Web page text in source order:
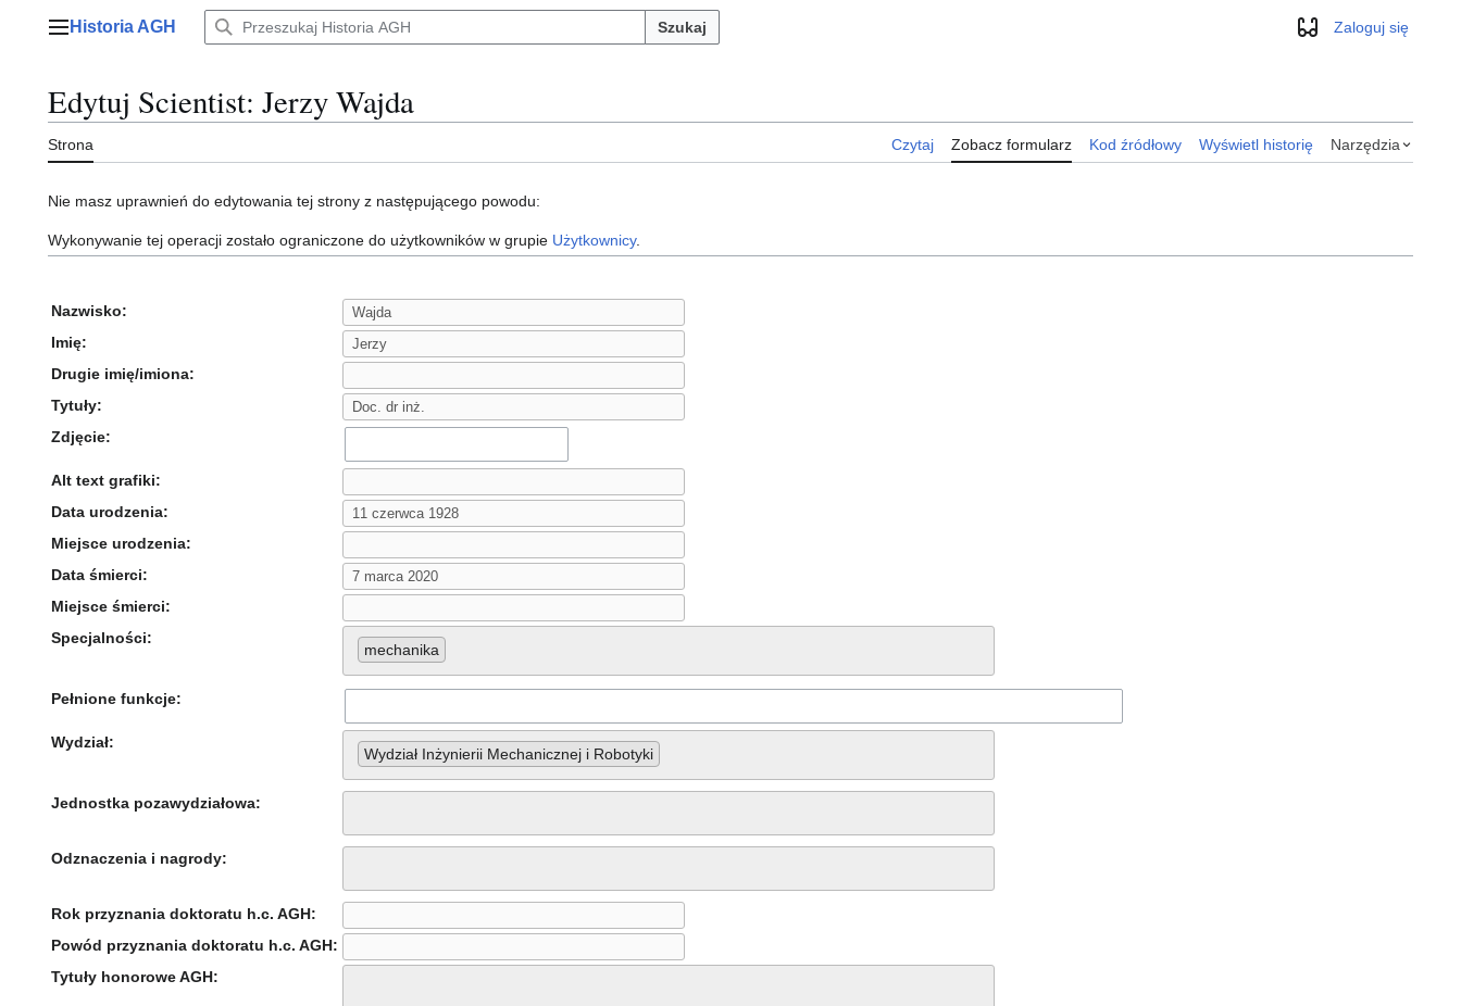
Menu główne
Historia AGH Szukaj WyglądZaloguj się
Edytuj Scientist: Jerzy Wajda
Strona Czytaj Zobacz formularz Kod źródłowy Wyświetl historię Narzędzia
Nie masz uprawnień do edytowania tej strony z następującego powodu:
Wykonywanie tej operacji zostało ograniczone do użytkowników w grupie Użytkownicy.
Nazwisko:
Imię:
Drugie imię/imiona:
Tytuły:
Zdjęcie:
Alt text grafiki:
Data urodzenia:
Miejsce urodzenia:
Data śmierci:
Miejsce śmierci:
Specjalności:
mechanika
Pełnione funkcje:
Wydział:
Wydział Inżynierii Mechanicznej i Robotyki
Jednostka pozawydziałowa:
Odznaczenia i nagrody:
Rok przyznania doktoratu h.c. AGH:
Powód przyznania doktoratu h.c. AGH:
Tytuły honorowe AGH: